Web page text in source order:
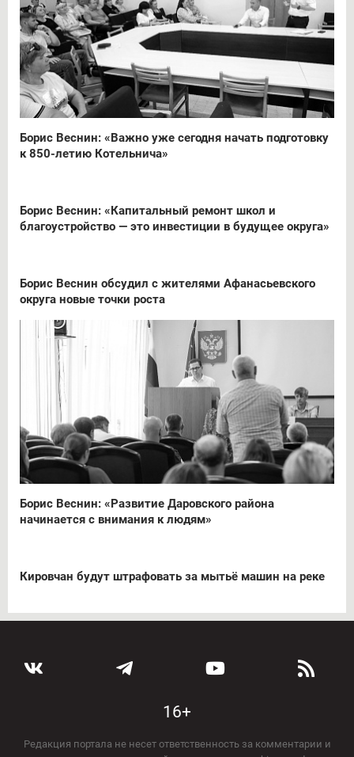
Борис Веснин: «Важно уже сегодня начать подготовку
к 850-летию Котельнича»
Борис Веснин: «Капитальный ремонт школ и
благоустройство — это инвестиции в будущее округа»
Борис Веснин обсудил с жителями Афанасьевского
округа новые точки роста
Борис Веснин: «Развитие Даровского района
начинается с внимания к людям»
Кировчан будут штрафовать за мытьё машин на реке
16+
Редакция портала не несет ответственность за комментарии и